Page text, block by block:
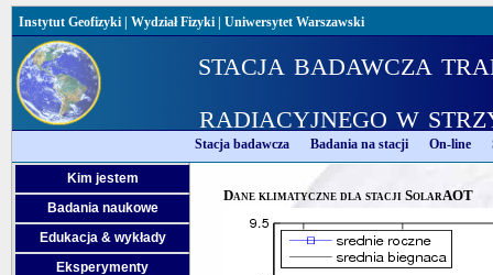
Instytut Geofizyki | Wydział Fizyki | Uniwersytet Warszawski
stacja badawcza
radiacyjnego w
Stacja badawcza Badania na stacji On-line
Kim jestem
Badania naukowe
Edukacja & wykłady
Eksperymenty
Dane klimatyczne dla stacji SolarAOT